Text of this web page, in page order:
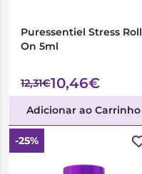
Puressentiel Stress Roll
On 5ml
12,31€10,46€
Adicionar ao Carrinho
-25%